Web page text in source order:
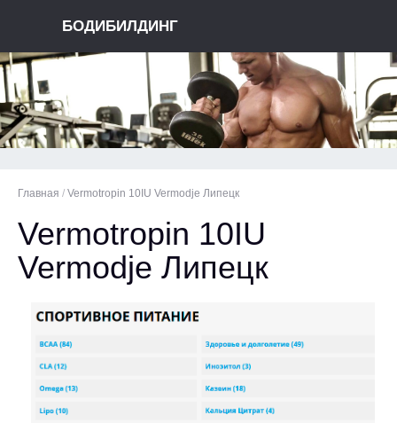
БОДИБИЛДИНГ
Главная / Vermotropin 10IU Vermodje Липецк
Vermotropin 10IU
Vermodje Липецк